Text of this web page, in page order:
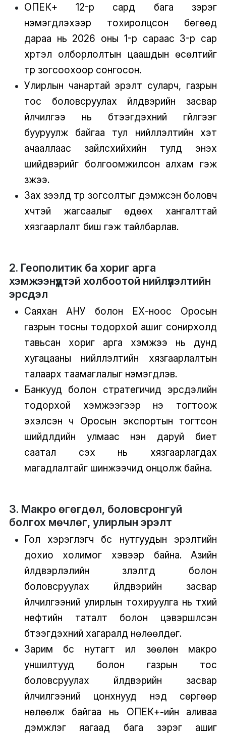
ОПЕК+ 12-р сард бага зэрэг
нэмэгдүүлэхээр тохиролцсон бөгөөд
дараа нь 2026 оны 1-р сараас 3-р сар
хүртэл олборлолтын цаашдын өсөлтийг
түр зогсоохоор сонгосон.
Улирлын чанартай эрэлт суларч, газрын
тос боловсруулах үйлдвэрийн засвар
үйлчилгээ нь бүтээгдэхүүний гүйлгээг
бууруулж байгаа тул нийлүүлэлтийн хэт
ачааллаас зайлсхийхийн тулд энэхүү
шийдвэрийг болгоомжилсон алхам гэж
үзжээ.
Зах зээлүүд түр зогсолтыг дэмжсэн боловч
хүчтэй жагсаалыг өдөөх хангалттай
хязгаарлалт биш гэж тайлбарлав.
2. Геополитик ба хориг арга
хэмжээнүүдтэй холбоотой нийлүүлэлтийн
эрсдэл
Саяхан АНУ болон ЕХ-ноос Оросын
газрын тосны тодорхой ашиг сонирхолд
тавьсан хориг арга хэмжээ нь дунд
хугацааны нийлүүлэлтийн хязгаарлалтын
талаарх таамаглалыг нэмэгдүүлэв.
Банкууд болон стратегичид эрсдэлийн
тодорхой хэмжээгээр үнэ тогтоож
эхэлсэн ч Оросын экспортын тогтсон
шийдлүүдийн улмаас нэн даруй биет
саатал үүсэх нь хязгаарлагдах
магадлалтайг шинжээчид онцолж байна.
3. Макро өгөгдөл, боловсронгуй
болгох мөчлөг, улирлын эрэлт
Гол хэрэглэгч бүс нутгуудын эрэлтийн
дохио холимог хэвээр байна. Азийн
үйлдвэрлэлийн үзүүлэлтүүд болон
боловсруулах үйлдвэрийн засвар
үйлчилгээний улирлын тохируулга нь түүхий
нефтийн таталт болон цэвэршүүлсэн
бүтээгдэхүүний хагаралд нөлөөлдөг.
Зарим бүс нутагт илүү зөөлөн макро
уншилтууд болон газрын тос
боловсруулах үйлдвэрийн засвар
үйлчилгээний цонхнууд үнэд сөргөөр
нөлөөлж байгаа нь ОПЕК+-ийн аливаа
дэмжлэг яагаад бага зэрэг ашиг